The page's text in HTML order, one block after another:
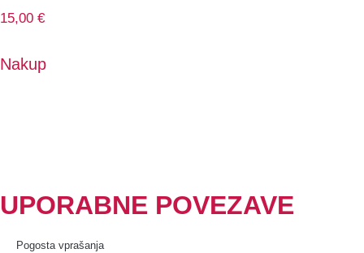
15,00 €
Nakup
UPORABNE POVEZAVE
Pogosta vprašanja